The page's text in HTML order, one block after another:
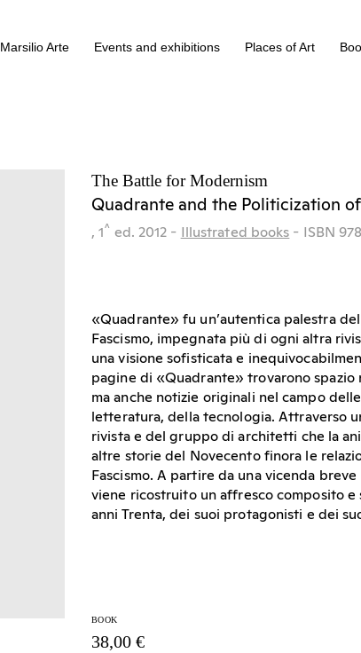
Marsilio Arte Events and exhibitions Places of Art
The Battle for Modernism
Quadrante and the Politicization
, 1^ ed. 2012 - Illustrated books - ISBN
«Quadrante» fu un’autentica palestra
Fascismo, impegnata più di ogni altra
una visione sofisticata e
pagine di «Quadrante» trovarono
ma anche notizie originali nel campo
letteratura, della tecnologia. Attraverso
rivista e del gruppo di architetti che la
altre storie del Novecento finora le
Fascismo. A partire da una vicenda
viene ricostruito un affresco composito
anni Trenta, dei suoi protagonisti e dei
BOOK
38,00 €